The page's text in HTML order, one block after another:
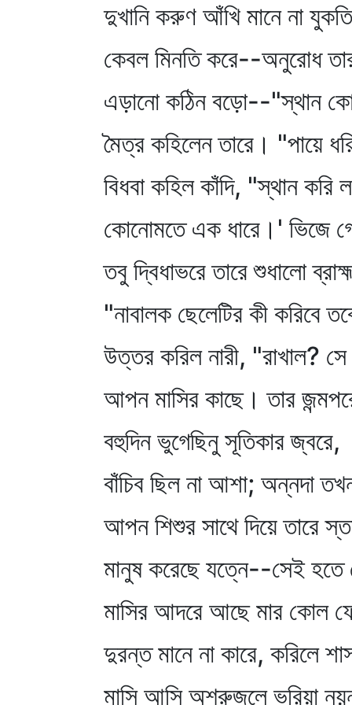
দুখানি করুণ আঁখি মানে না
কেবল মিনতি করে--অনুরোধ
এড়ানো কঠিন বড়ো--"স্থান
মৈত্র কহিলেন তারে। "পায়ে
বিধবা কহিল কাঁদি, "স্থান করি
কোনোমতে এক ধারে।' ভিজে
তবু দ্বিধাভরে তারে শুধালো
"নাবালক ছেলেটির কী করিবে
উত্তর করিল নারী, "রাখাল? সে
আপন মাসির কাছে। তার
বহুদিন ভুগেছিনু সূতিকার জ্বরে,
বাঁচিব ছিল না আশা; অন্নদা
আপন শিশুর সাথে দিয়ে তারে
মানুষ করেছে যত্নে--সেই হতে
মাসির আদরে আছে মার কোল
দুরন্ত মানে না কারে, করিলে
মাসি আসি অশ্রুজলে ভরিয়া